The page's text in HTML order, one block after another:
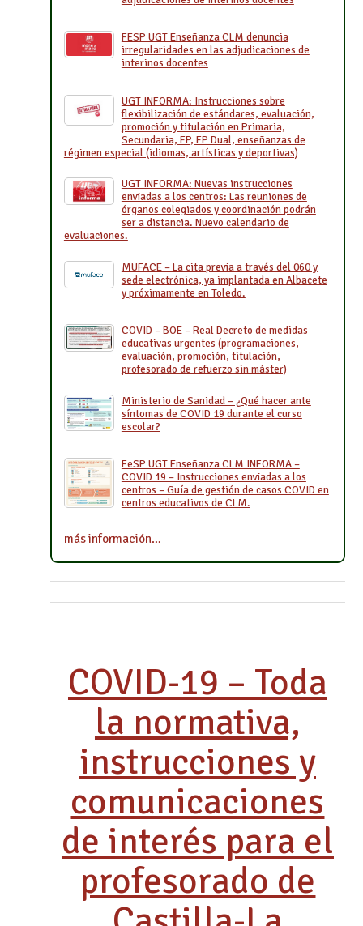
FESP UGT Enseñanza CLM denuncia
irregularidades en las adjudicaciones de
interinos docentes
UGT INFORMA: Instrucciones sobre
flexibilización de estándares, evaluación,
promoción y titulación en Primaria,
Secundaria, FP, FP Dual, enseñanzas de
régimen especial (idiomas, artísticas y deportivas)
UGT INFORMA: Nuevas instrucciones
enviadas a los centros: Las reuniones de
órganos colegiados y coordinación podrán
ser a distancia. Nuevo calendario de
evaluaciones.
MUFACE – La cita previa a través del 060 y
sede electrónica, ya implantada en Albacete
y próximamente en Toledo.
COVID – BOE – Real Decreto de medidas
educativas urgentes (programaciones,
evaluación, promoción, titulación,
profesorado de refuerzo sin máster)
Ministerio de Sanidad – ¿Qué hacer ante
síntomas de COVID 19 durante el curso
escolar?
FeSP UGT Enseñanza CLM INFORMA –
COVID 19 – Instrucciones enviadas a los
centros – Guía de gestión de casos COVID en
centros educativos de CLM.
más información…
COVID-19 – Toda
la normativa,
instrucciones y
comunicaciones
de interés para el
profesorado de